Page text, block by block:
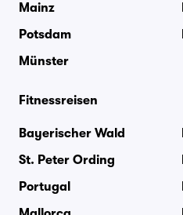
Mainz
Potsdam
Münster
Fitnessreisen
Bayerischer Wald
St. Peter Ording
Portugal